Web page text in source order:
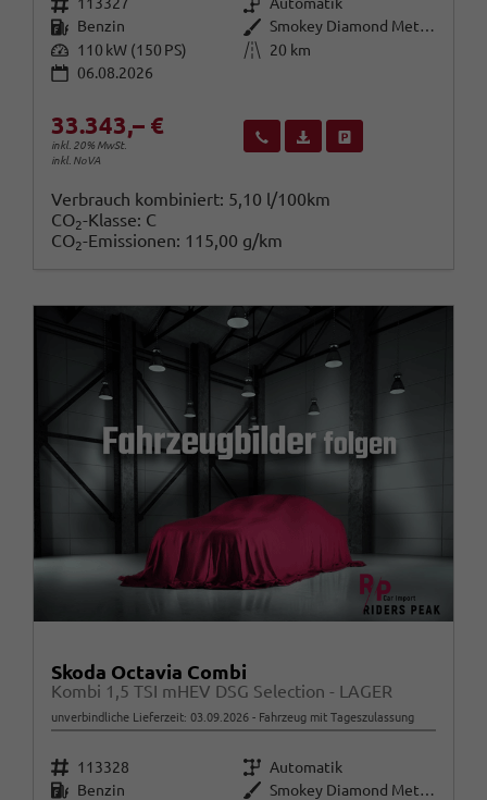
Kraftstoff Benzin Außenfarbe
Smokey Diamond Metallic ()
Leistung 110 kW (150 PS) Kilometerstand
20 km
06.08.2026
33.343,– €
inkl. 20% MwSt.
inkl. NoVA
Wir rufen Sie anFahrzeugexposé (PDF)
Verbrauch kombiniert: 5,10 l/100km
CO2-Klasse: C
CO2-Emissionen: 115,00 g/km
Skoda Octavia Combi
Kombi 1,5 TSI mHEV DSG Selection - LAGER
unverbindliche Lieferzeit: 03.09.2026 Fahrzeug mit Tageszulassung
Fahrzeugnr. 113328 Getriebe Automatik
Kraftstoff Benzin Außenfarbe
Smokey Diamond Metallic ()